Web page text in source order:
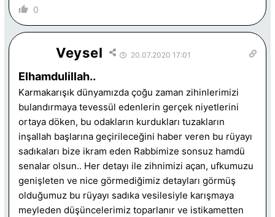
0
Veysel 20.07.2020 17:01
Elhamdulillah..
Karmakarışık dünyamızda çoğu zaman zihinlerimizi
bulandırmaya tevessül edenlerin gerçek niyetlerini
ortaya döken, bu odakların kurdukları tuzakların
inşallah başlarına geçirileceğini haber veren bu rüyayı
sadıkaları bize ikram eden Rabbimize sonsuz hamdü
senalar olsun.. Her detayı ile zihnimizi açan, ufkumuzu
genişleten ve nice görmediğimiz detayları görmüş
olduğumuz bu rüyayı sadıka vesilesiyle karışmaya
meyleden düşüncelerimiz toparlanır ve istikametten